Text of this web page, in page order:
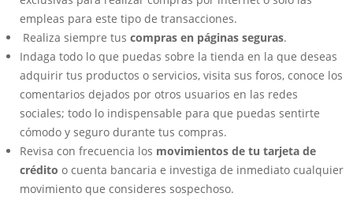
empleas para este tipo de transacciones.
Realiza siempre tus compras en páginas seguras.
Indaga todo lo que puedas sobre la tienda en la que deseas
adquirir tus productos o servicios, visita sus foros, conoce los
comentarios dejados por otros usuarios en las redes
sociales; todo lo indispensable para que puedas sentirte
cómodo y seguro durante tus compras.
Revisa con frecuencia los movimientos de tu tarjeta de
crédito o cuenta bancaria e investiga de inmediato cualquier
movimiento que consideres sospechoso.